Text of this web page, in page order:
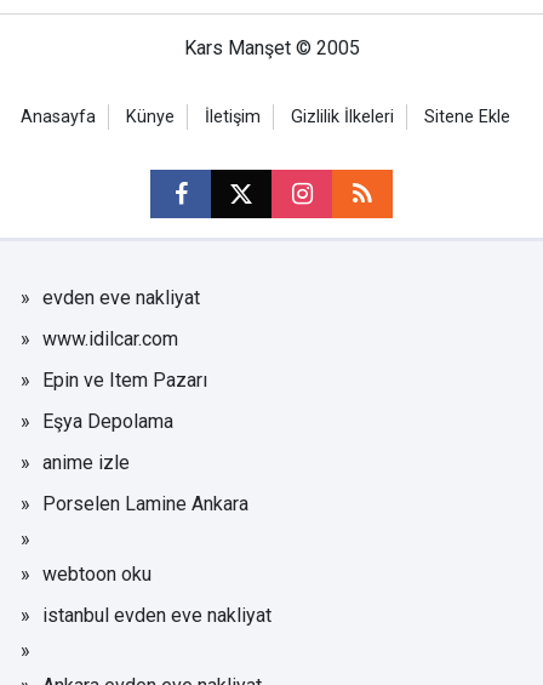
Kars Manşet © 2005
Anasayfa Künye İletişim Gizlilik İlkeleri Sitene Ekle
evden eve nakliyat
www.idilcar.com
Epin ve Item Pazarı
Eşya Depolama
anime izle
Porselen Lamine Ankara
webtoon oku
istanbul evden eve nakliyat